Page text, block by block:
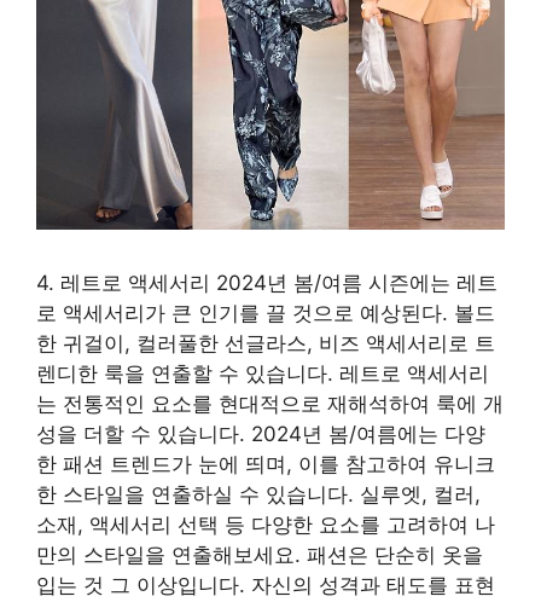
4. 레트로 액세서리 2024년 봄/여름 시즌에는 레트
로 액세서리가 큰 인기를 끌 것으로 예상된다. 볼드
한 귀걸이, 컬러풀한 선글라스, 비즈 액세서리로 트
렌디한 룩을 연출할 수 있습니다. 레트로 액세서리
는 전통적인 요소를 현대적으로 재해석하여 룩에 개
성을 더할 수 있습니다. 2024년 봄/여름에는 다양
한 패션 트렌드가 눈에 띄며, 이를 참고하여 유니크
한 스타일을 연출하실 수 있습니다. 실루엣, 컬러,
소재, 액세서리 선택 등 다양한 요소를 고려하여 나
만의 스타일을 연출해보세요. 패션은 단순히 옷을
입는 것 그 이상입니다. 자신의 성격과 태도를 표현